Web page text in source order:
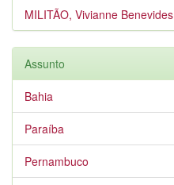
MILITÃO, Vivianne Benevides
Assunto
Bahia
Paraíba
Pernambuco